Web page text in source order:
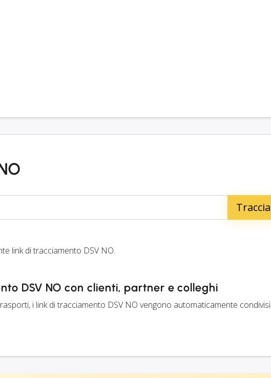
link di tracciamento DSV NO.
DSV NO con clienti, partner e colleghi
i link di tracciamento DSV NO vengono automaticamente condivisi